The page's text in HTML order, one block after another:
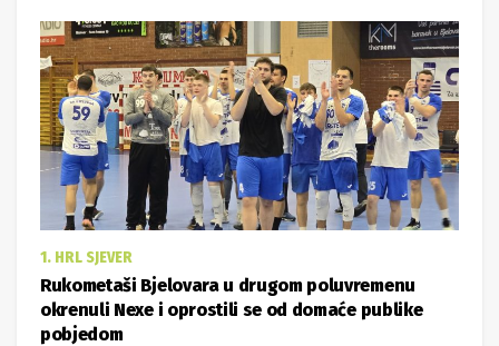
1. HRL SJEVER
Rukometaši Bjelovara u drugom poluvremenu
okrenuli Nexe i oprostili se od domaće publike
pobjedom